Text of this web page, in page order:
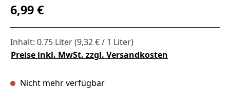
Regulärer Preis:
6,99 €
Inhalt: 0.75 Liter(9,32 € / 1 Liter)
Preise inkl. MwSt. zzgl. Versandkosten
Nicht mehr verfügbar